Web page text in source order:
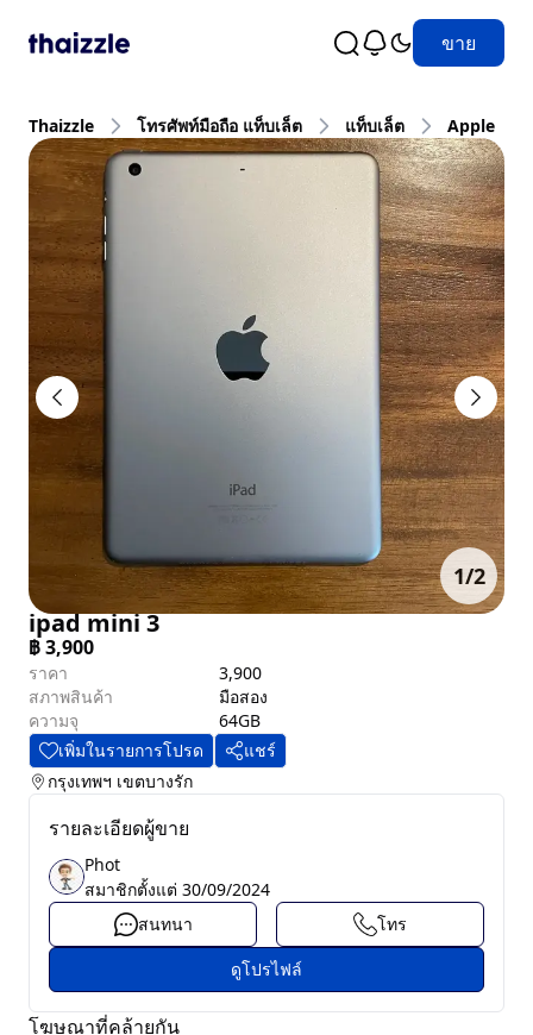
ขาย
Thaizzle โทรศัพท์มือถือ แท็บเล็ต แท็บเล็ต Apple
1/2
ipad mini 3
฿3,900
ราคา
3,900
สภาพสินค้า
มือสอง
ความจุ
64GB
เพิ่มในรายการโปรด
แชร์
กรุงเทพฯ เขตบางรัก
รายละเอียดผู้ขาย
Phot
สมาชิกตั้งแต่ 30/09/2024
สนทนา
โทร
ดูโปรไฟล์
โฆษณาที่คล้ายกัน